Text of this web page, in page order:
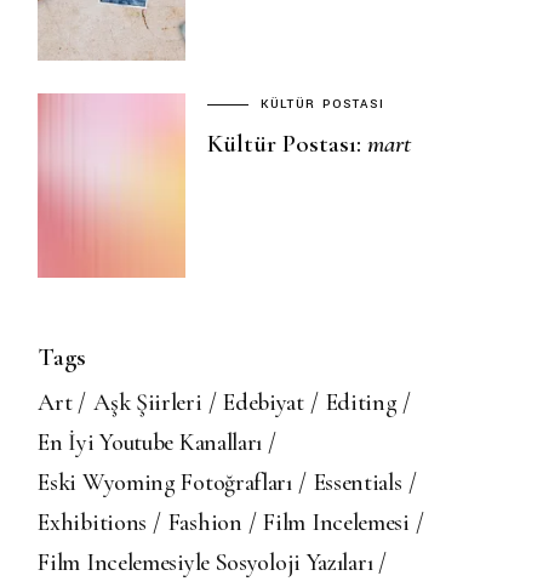
KÜLTÜR POSTASI
Kültür Postası:mart
Tags
Art Aşk Şiirleri Edebiyat
Editing
En İyi Youtube Kanalları
Eski Wyoming Fotoğrafları
Essentials
Exhibitions
Fashion
Film Incelemesi
Film Incelemesiyle Sosyoloji Yazıları